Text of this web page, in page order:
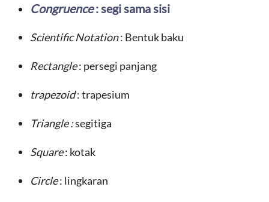
Congruence: segi sama sisi
Scientific Notation: Bentuk baku
Rectangle: persegi panjang
trapezoid: trapesium
Triangle :segitiga
Square: kotak
Circle: lingkaran